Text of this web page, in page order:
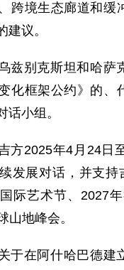
跨境生态廊道和缓
建议。
兹别克斯坦和哈萨
化框架公约》的、
话小组。
方2025年4月24日
发展对话，并支持
际艺术节、2027
山地峰会。
于在阿什哈巴德建